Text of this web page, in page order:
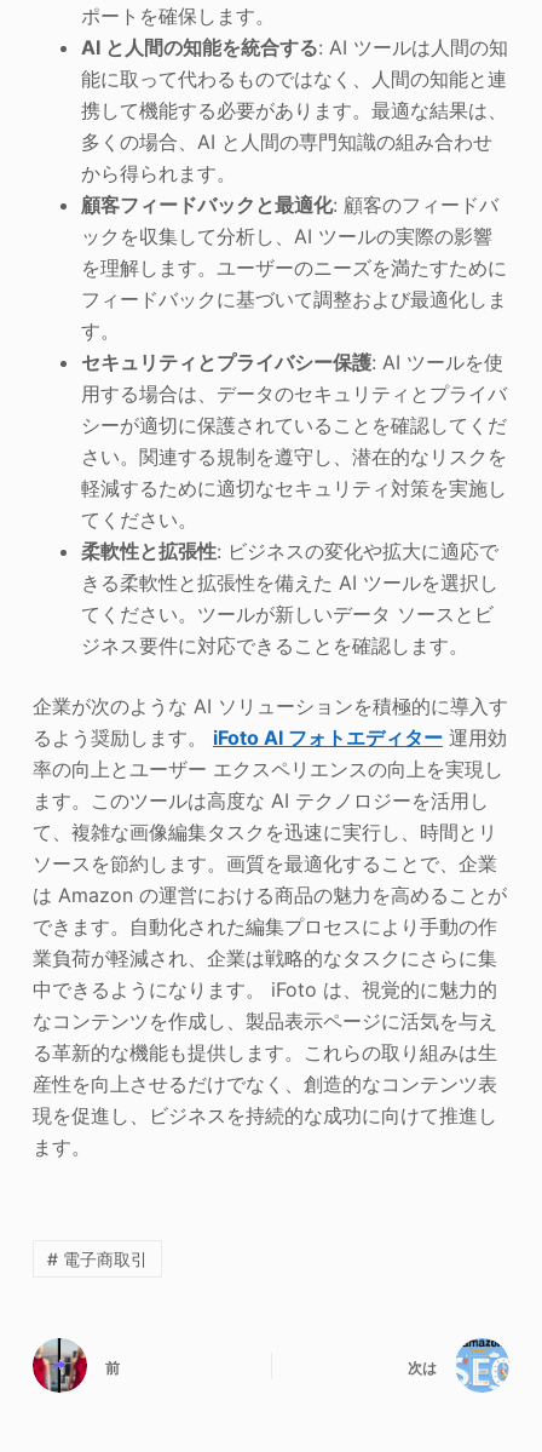
ポートを確保します。
AI と人間の知能を統合する: AI ツールは人間の知
能に取って代わるものではなく、人間の知能と連
携して機能する必要があります。最適な結果は、
多くの場合、AI と人間の専門知識の組み合わせ
から得られます。
顧客フィードバックと最適化: 顧客のフィードバ
ックを収集して分析し、AI ツールの実際の影響
を理解します。ユーザーのニーズを満たすために
フィードバックに基づいて調整および最適化しま
す。
セキュリティとプライバシー保護: AI ツールを使
用する場合は、データのセキュリティとプライバ
シーが適切に保護されていることを確認してくだ
さい。関連する規制を遵守し、潜在的なリスクを
軽減するために適切なセキュリティ対策を実施し
てください。
柔軟性と拡張性: ビジネスの変化や拡大に適応で
きる柔軟性と拡張性を備えた AI ツールを選択し
てください。ツールが新しいデータ ソースとビ
ジネス要件に対応できることを確認します。
企業が次のような AI ソリューションを積極的に導入す
るよう奨励します。 iFoto AI フォトエディター運用効
率の向上とユーザー エクスペリエンスの向上を実現し
ます。このツールは高度な AI テクノロジーを活用し
て、複雑な画像編集タスクを迅速に実行し、時間とリ
ソースを節約します。画質を最適化することで、企業
は Amazon の運営における商品の魅力を高めることが
できます。自動化された編集プロセスにより手動の作
業負荷が軽減され、企業は戦略的なタスクにさらに集
中できるようになります。 iFoto は、視覚的に魅力的
なコンテンツを作成し、製品表示ページに活気を与え
る革新的な機能も提供します。これらの取り組みは生
産性を向上させるだけでなく、創造的なコンテンツ表
現を促進し、ビジネスを持続的な成功に向けて推進し
ます。
# 電子商取引
前 次は